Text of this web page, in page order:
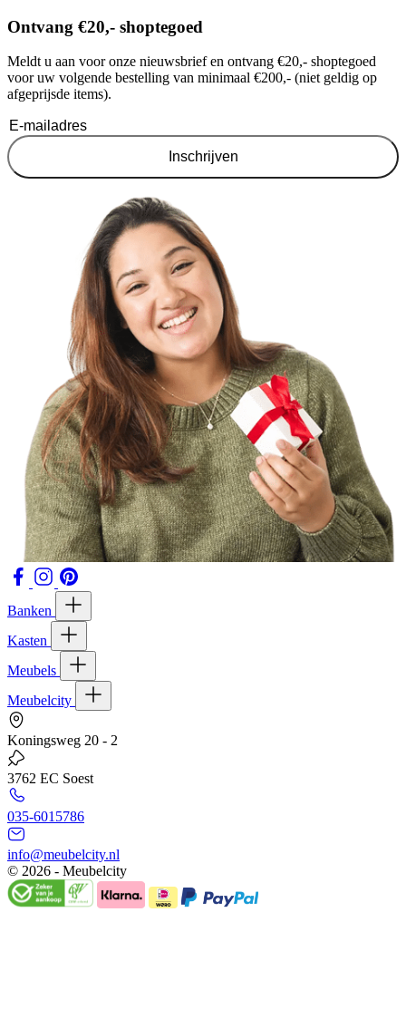
Ontvang €20,- shoptegoed
Meldt u aan voor onze nieuwsbrief en ontvang €20,- shoptegoed
voor uw volgende bestelling van minimaal €200,- (niet geldig op
afgeprijsde items).
Inschrijven
Banken
Kasten
Meubels
Meubelcity
Koningsweg 20 - 2
3762 EC Soest
035-6015786
info@meubelcity.nl
© 2026 - Meubelcity